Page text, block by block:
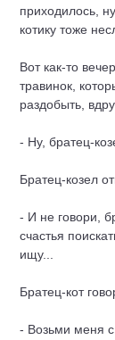
приходилось,
котику тоже
Вот как-то
травинок,
раздобыть,
- Ну, братец-
Братец-козел
- И не говори,
счастья
ищу...
Братец-кот
- Возьми меня